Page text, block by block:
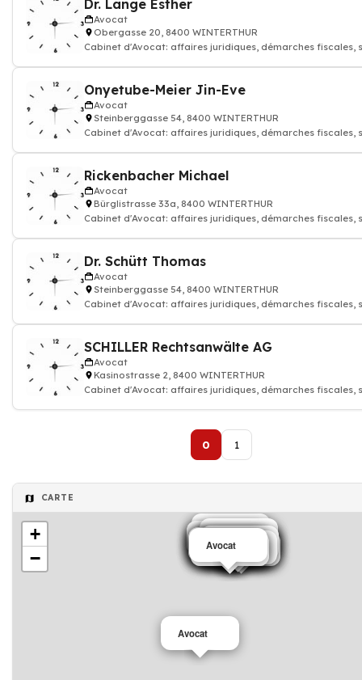
Dr. Lange Esther
Avocat
Obergasse 20, 8400 WINTERTHUR
Cabinet d'Avocat: affaires juridiques, démarches fiscales,
Onyetube-Meier Jin-Eve
Avocat
Steinberggasse 54, 8400 WINTERTHUR
Cabinet d'Avocat: affaires juridiques, démarches fiscales,
Rickenbacher Michael
Avocat
Bürglistrasse 33a, 8400 WINTERTHUR
Cabinet d'Avocat: affaires juridiques, démarches fiscales,
Dr. Schütt Thomas
Avocat
Steinberggasse 54, 8400 WINTERTHUR
Cabinet d'Avocat: affaires juridiques, démarches fiscales,
SCHILLER Rechtsanwälte AG
Avocat
Kasinostrasse 2, 8400 WINTERTHUR
Cabinet d'Avocat: affaires juridiques, démarches fiscales,
0 1
CARTE
Avocat
Avocat
Avocat
Avocat
Avocat
Avocat
Avocat
Avocat
Avocat
Avocat
Avocat
Avocat
Avocat
Avocat
Avocat
Avocat
Avocat
+
−